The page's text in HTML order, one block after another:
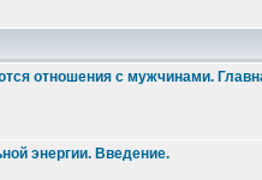
отношения с мужчинами.
энергии. Введение.